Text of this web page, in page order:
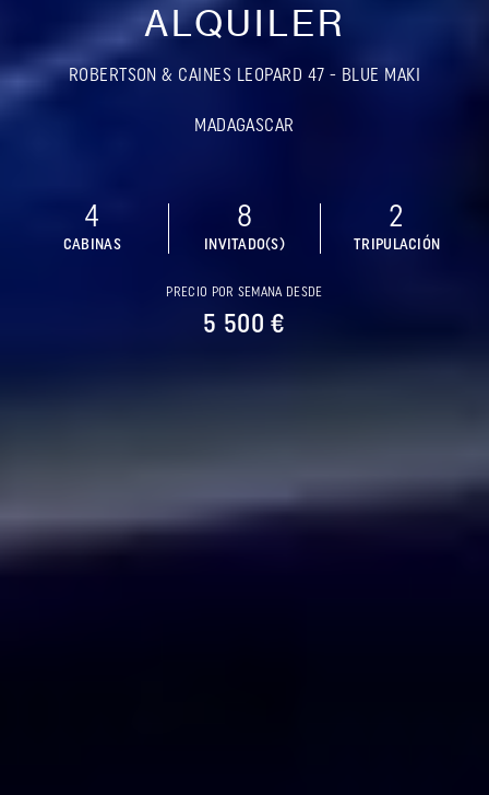
ALQUILER
ROBERTSON & CAINES LEOPARD 47 - BLUE MAKI
MADAGASCAR
4
CABINAS
8
INVITADO(S)
2
TRIPULACIÓN
PRECIO POR SEMANA DESDE
5 500 €